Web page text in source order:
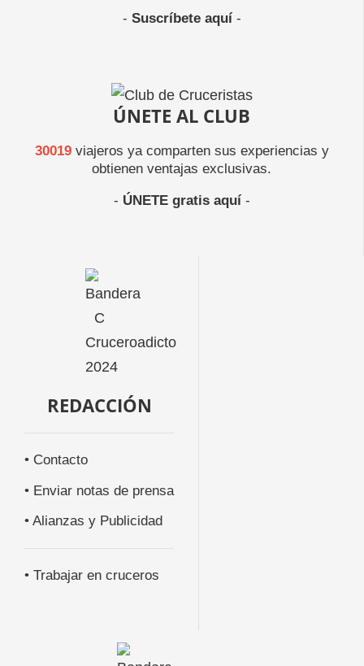
- Suscríbete aquí-
ÚNETE AL CLUB
30019viajeros ya comparten sus experiencias y
obtienen ventajas exclusivas.
- ÚNETE gratis aquí-
REDACCIÓN
• Contacto
• Enviar notas de prensa
• Alianzas y Publicidad
• Trabajar en cruceros